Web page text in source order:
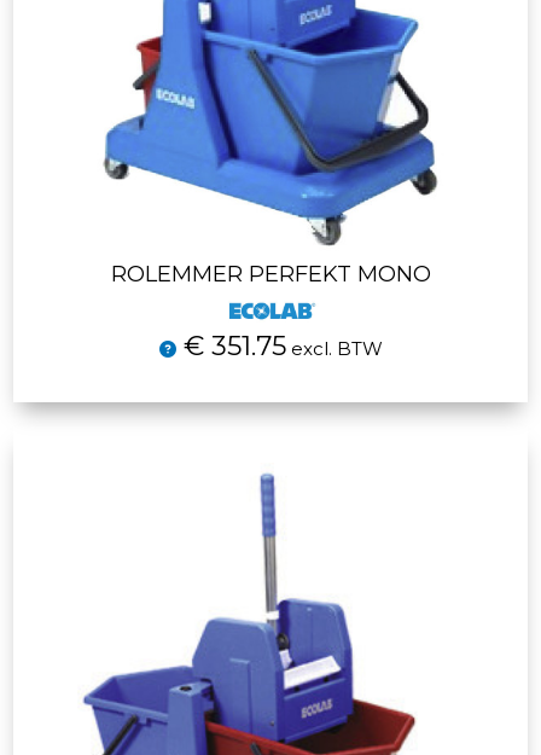
ROLEMMER PERFEKT MONO
€ 351.75excl. BTW